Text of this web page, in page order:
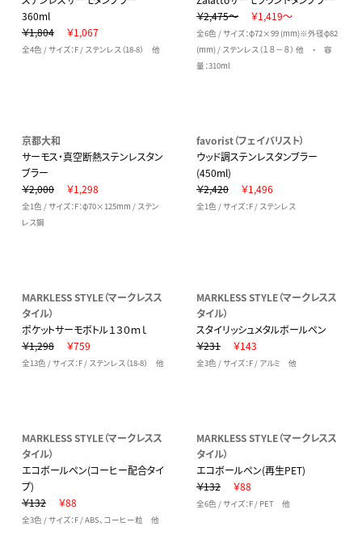
360ml
￥1,804
￥1,067
全4色 / サイズ：F / ステンレス（18-8） 他
￥2,475～
￥1,419～
全6色 / サイズ：φ72×99 (mm)※外径φ82
(mm) / ステンレス（１８－８） 他 ・ 容
量：310ml
京都大和
サーモス・真空断熱ステンレスタン
ブラー
￥2,000
￥1,298
全1色 / サイズ：F：φ70×125mm / ステン
レス鋼
favorist（フェイバリスト）
ウッド調ステンレスタンブラー
(450ml)
￥2,420
￥1,496
全1色 / サイズ：F / ステンレス
MARKLESS STYLE（マークレスス
タイル）
ポケットサーモボトル１３０ｍｌ
￥1,298
￥759
全13色 / サイズ：F / ステンレス（18-8） 他
MARKLESS STYLE（マークレスス
タイル）
スタイリッシュメタルボールペン
￥231
￥143
全3色 / サイズ：F / アルミ 他
MARKLESS STYLE（マークレスス
タイル）
エコボールペン(コーヒー配合タイ
プ)
￥132
￥88
全3色 / サイズ：F / ABS、コーヒー粒 他
MARKLESS STYLE（マークレスス
タイル）
エコボールペン(再生PET)
￥132
￥88
全6色 / サイズ：F / PET 他